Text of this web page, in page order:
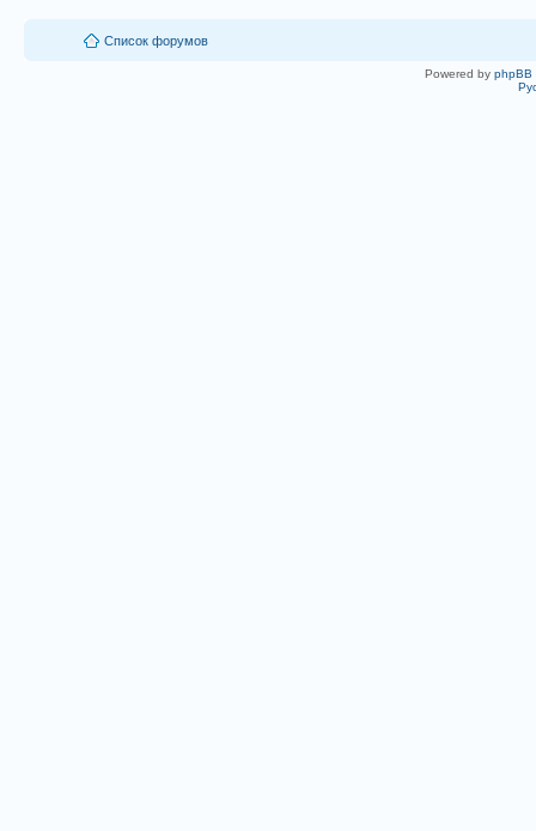
Список форумов
Powered by phpBB